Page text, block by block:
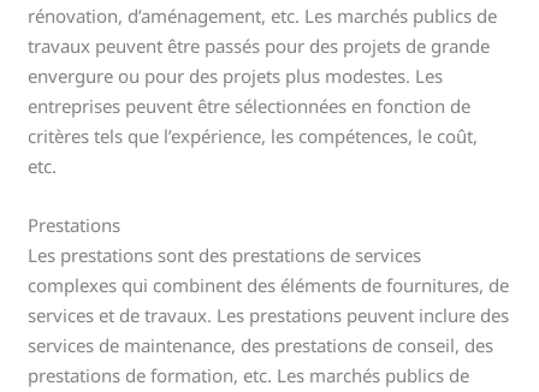
rénovation, d’aménagement, etc. Les marchés publics de
travaux peuvent être passés pour des projets de grande
envergure ou pour des projets plus modestes. Les
entreprises peuvent être sélectionnées en fonction de
critères tels que l’expérience, les compétences, le coût,
etc.
Prestations
Les prestations sont des prestations de services
complexes qui combinent des éléments de fournitures, de
services et de travaux. Les prestations peuvent inclure des
services de maintenance, des prestations de conseil, des
prestations de formation, etc. Les marchés publics de